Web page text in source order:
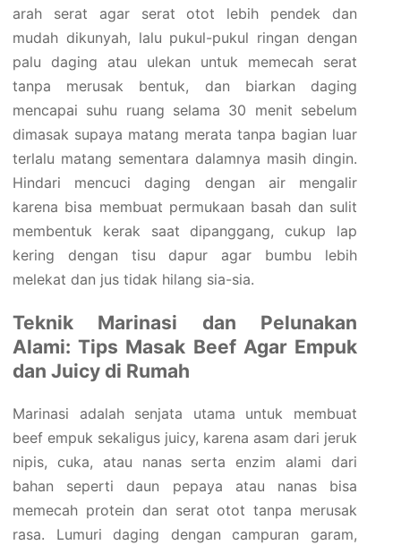
arah serat agar serat otot lebih pendek dan
mudah dikunyah, lalu pukul-pukul ringan dengan
palu daging atau ulekan untuk memecah serat
tanpa merusak bentuk, dan biarkan daging
mencapai suhu ruang selama 30 menit sebelum
dimasak supaya matang merata tanpa bagian luar
terlalu matang sementara dalamnya masih dingin.
Hindari mencuci daging dengan air mengalir
karena bisa membuat permukaan basah dan sulit
membentuk kerak saat dipanggang, cukup lap
kering dengan tisu dapur agar bumbu lebih
melekat dan jus tidak hilang sia-sia.
Teknik Marinasi dan Pelunakan
Alami: Tips Masak Beef Agar Empuk
dan Juicy di Rumah
Marinasi adalah senjata utama untuk membuat
beef empuk sekaligus juicy, karena asam dari jeruk
nipis, cuka, atau nanas serta enzim alami dari
bahan seperti daun pepaya atau nanas bisa
memecah protein dan serat otot tanpa merusak
rasa. Lumuri daging dengan campuran garam,